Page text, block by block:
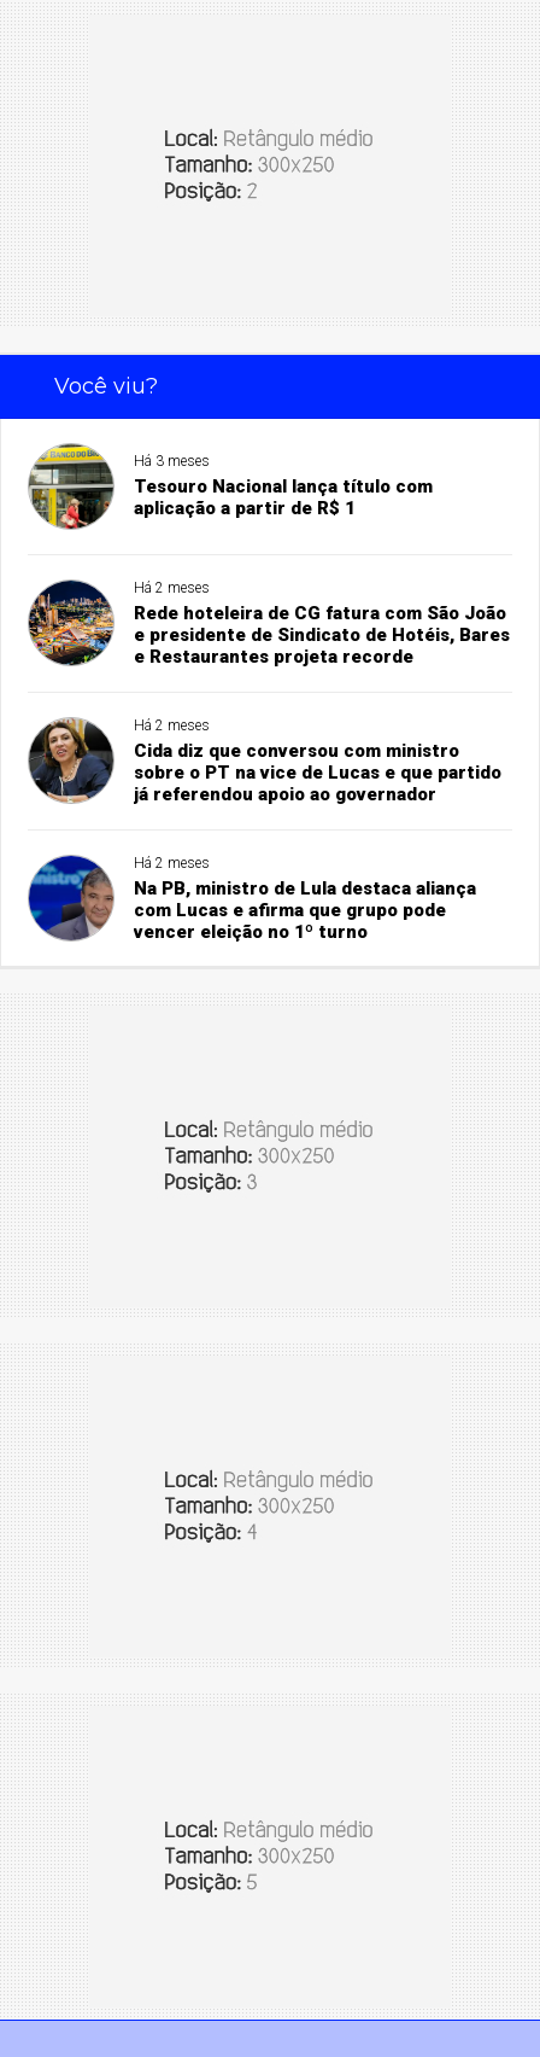
Você viu?
Há 3 meses
Tesouro Nacional lança título com
aplicação a partir de R$ 1
Há 2 meses
Rede hoteleira de CG fatura com São João
e presidente de Sindicato de Hotéis, Bares
e Restaurantes projeta recorde
Há 2 meses
Cida diz que conversou com ministro
sobre o PT na vice de Lucas e que partido
já referendou apoio ao governador
Há 2 meses
Na PB, ministro de Lula destaca aliança
com Lucas e afirma que grupo pode
vencer eleição no 1º turno